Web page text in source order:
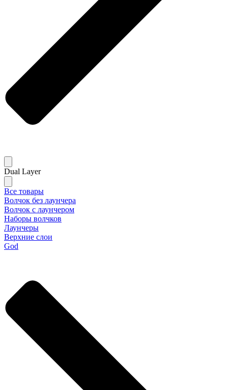
Dual Layer
Все товары
Волчок без лаунчера
Волчок с лаунчером
Наборы волчков
Лаунчеры
Верхние слои
God